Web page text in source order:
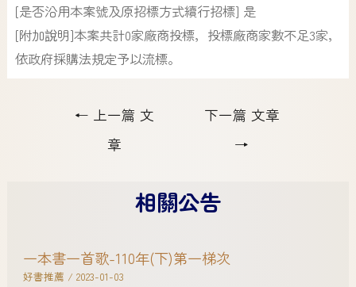
[是否沿用本案號及原招標方式續行招標] 是
[附加說明]本案共計0家廠商投標，投標廠商家數不足3家，
依政府採購法規定予以流標。
← 上一篇 文
章
下一篇 文章
→
相關公告
一本書一首歌-110年(下)第一梯次
好書推薦 / 2023-01-03